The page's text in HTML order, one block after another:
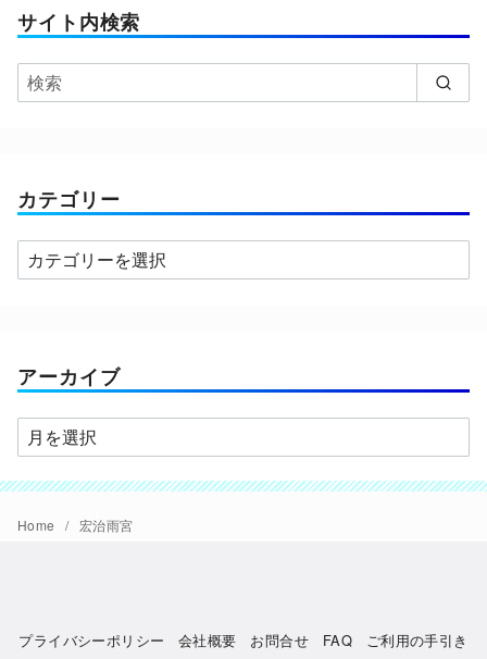
サイト内検索
カテゴリー
カ
テ
ー
アーカイブ
ア
ー
カ
イ
Home 宏治雨宮
プライバシーポリシー 会社概要 お問合せ FAQ ご利用の手引き